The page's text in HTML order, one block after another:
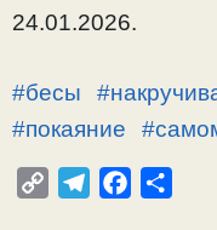
24.01.2026.
#бесы
#покаяние